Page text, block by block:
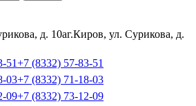
г.Киров, ул. Сурикова, д.
+7 (8332) 57-83-51
+7 (8332) 71-18-03
+7 (8332) 73-12-09